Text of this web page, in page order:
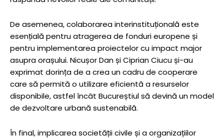
De asemenea, colaborarea interinstituțională este
esențială pentru atragerea de fonduri europene și
pentru implementarea proiectelor cu impact major
asupra orașului. Nicușor Dan și Ciprian Ciucu și-au
exprimat dorința de a crea un cadru de cooperare
care să permită o utilizare eficientă a resurselor
disponibile, astfel încât Bucureștiul să devină un model
de dezvoltare urbană sustenabilă.
În final, implicarea societății civile și a organizațiilor